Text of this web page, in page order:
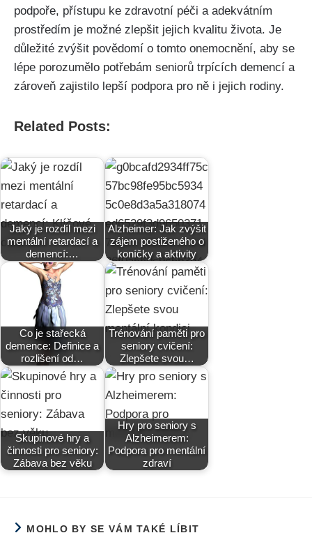
podpoře, přístupu ke zdravotní péči a adekvátním
prostředím je možné zlepšit jejich kvalitu života. Je
důležité zvýšit povědomí o tomto onemocnění, aby se
lépe porozumělo potřebám seniorů trpících demencí a
zároveň zajistilo lepší podpora pro ně i jejich rodiny.
Related Posts:
Jaký je rozdíl mezi
mentální retardací a
demencí:…
Alzheimer: Jak zvýšit
zájem postiženého o
koníčky a aktivity
Co je stařecká
demence: Definice a
rozlišení od…
Trénování paměti pro
seniory cvičení:
Zlepšete svou…
Skupinové hry a
činnosti pro seniory:
Zábava bez věku
Hry pro seniory s
Alzheimerem:
Podpora pro mentální
zdraví
MOHLO BY SE VÁM TAKÉ LÍBIT